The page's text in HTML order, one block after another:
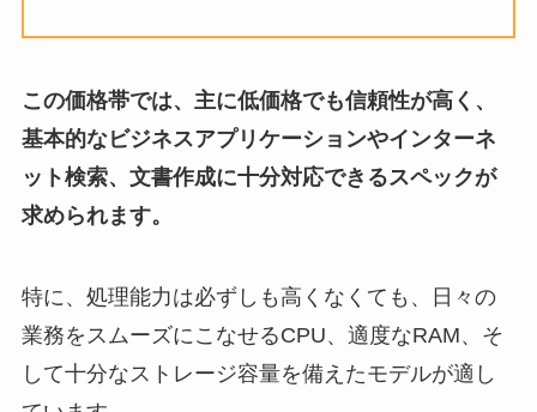
この価格帯では、主に低価格でも信頼性が高く、
基本的なビジネスアプリケーションやインターネ
ット検索、文書作成に十分対応できるスペックが
求められます。
特に、処理能力は必ずしも高くなくても、日々の
業務をスムーズにこなせるCPU、適度なRAM、そ
して十分なストレージ容量を備えたモデルが適し